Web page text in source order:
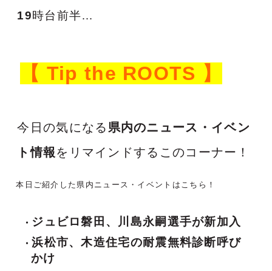
19時台前半…
【 Tip the ROOTS 】
今日の気になる 県内のニュース・イベン
ト情報をリマインドするこのコーナー！
本日ご紹介した県内ニュース・イベントはこちら！
ジュビロ磐田、川島永嗣選手が新加入
浜松市、木造住宅の耐震無料診断呼び
かけ